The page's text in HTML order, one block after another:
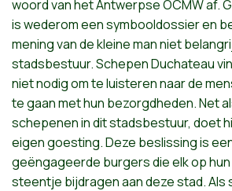
woordvanhetAntwerpseOCMWaf.
iswederomeensymbooldossieren
meningvan dekleinemanniet
stadsbestuur.SchepenDuchateau
nietnodigomteluisterennaarde
tegaanmethun bezorgdheden. Net
schepeneninditstadsbestuur, doet
eigengoesting.Deze beslissingis
geëngageerde burgers die elk ophun
steentje bijdragenaandezestad.Als